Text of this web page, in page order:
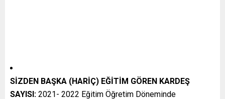
SİZDEN BAŞKA (HARİÇ) EĞİTİM GÖREN KARDEŞ
SAYISI: 2021- 2022 Eğitim Öğretim Döneminde